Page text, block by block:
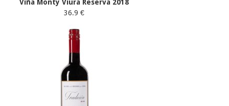
Viña Monty Viura Reserva 2018
36.9 €